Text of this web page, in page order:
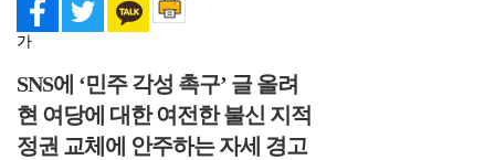
가
SNS에 ‘민주 각성 촉구’ 글 올려
현 여당에 대한 여전한 불신 지적
정권 교체에 안주하는 자세 경고